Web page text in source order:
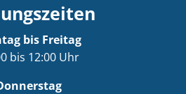
bis Freitag
bis 12:00 Uhr